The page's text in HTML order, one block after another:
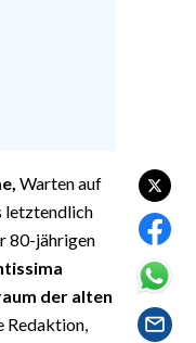
Warten auf
letztendlich
80-jährigen
der alten
Redaktion,